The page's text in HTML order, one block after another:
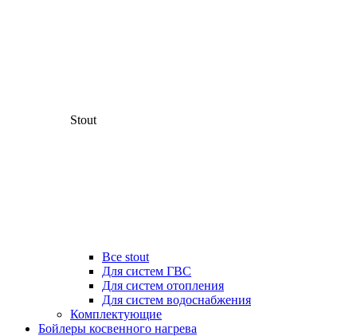
Stout
Все stout
Для систем ГВС
Для систем отопления
Для систем водоснабжения
Комплектующие
Бойлеры косвенного нагрева